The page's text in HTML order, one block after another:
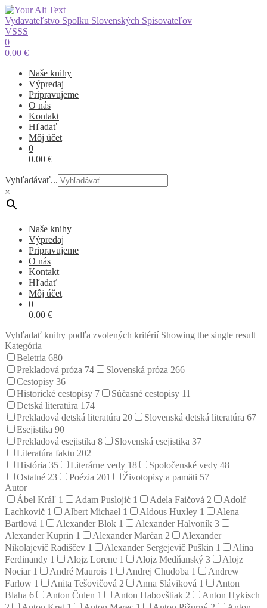
Vydavateľstvo Spolku Slovenských Spisovateľov
VSSS
0
0.00 €
Naše knihy
Výpredaj
Pripravujeme
O nás
Kontakt
Hľadať
Môj účet
0
0.00 €
Vyhľadávať...
×
Naše knihy
Výpredaj
Pripravujeme
O nás
Kontakt
Hľadať
Môj účet
0
0.00 €
Vyhľadať knihy podľa zvolených kritérií Showing the single result
Kategória
Beletria 680
Prekladová próza 74 Slovenská próza 266
Cestopisy 36
Historické cestopisy 7 Súčasné cestopisy 11
Detská literatúra 174
Prekladová detská literatúra 20 Slovenská detská literatúra 67
Esejistika 90
Prekladová esejistika 8 Slovenská esejistika 37
Literatúra faktu 202
História 35 Literárne vedy 18 Spoločenské vedy 48
Ostatné 23 Poézia 201 Životopisy a pamäti 57
Autor
Ábel Kráľ 1 Adam Puslojić 1 Adela Faičová 2
Adolf
Lachkovič 1 Albert Michael 1 Aldous Huxley 1
Alena
Bartlová 1 Alexander Blok 1 Alexander Halvoník 3
Alexander Kuprin 1 Alexander Marčan 2
Alexander
Nikolajevič Radiščev 1 Alexander Sergejevič Puškin 1
Alina
Ferdinandy 1 Alojz Lorenc 1 Alojz Medňanský 3
Alojz
Nociar 1 André Maurois 1 Andrej Chudoba 1
Andrew
Farlow 1 Anita Tešovičová 2 Anna Sláviková 1
Anton
Blaha 6 Anton Čulen 1 Anton Habovštiak 2
Anton Hykisch